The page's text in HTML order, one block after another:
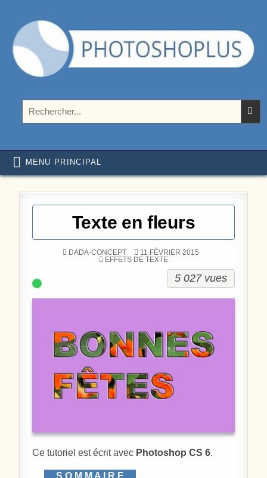
Photoshoplus
MENU PRINCIPAL
Texte en fleurs
DADA-CONCEPT 11 FÉVRIER 2015
POSTÉ DANS
EFFETS DE TEXTE
5 027 vues
Ce tutoriel est écrit avec Photoshop CS 6.